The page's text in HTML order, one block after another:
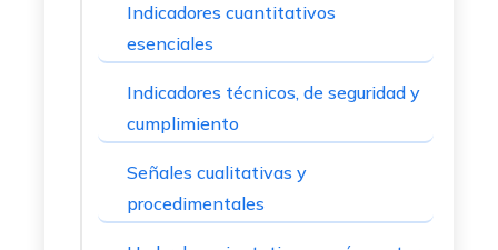
Indicadores cuantitativos
esenciales
Indicadores técnicos, de seguridad y
cumplimiento
Señales cualitativas y
procedimentales